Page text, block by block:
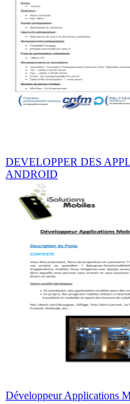
DEVELOPPER DES
ANDROID
Développeur Applications